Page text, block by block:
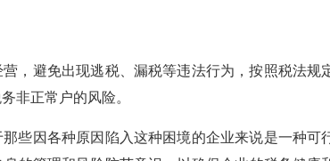
，避免出现逃税、漏税等违法行为，按照税法规
非正常户的风险。
些因各种原因陷入这种困境的企业来说是一种可